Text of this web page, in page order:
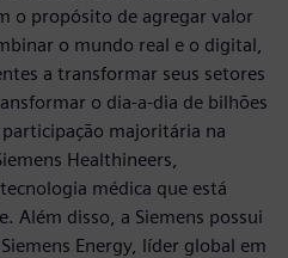
o propósito de agregar valor
o mundo real e o digital,
a transformar seus setores
o dia-a-dia de bilhões
majoritária na
Healthineers,
médica que está
Além disso, a Siemens possui
Energy, líder global em